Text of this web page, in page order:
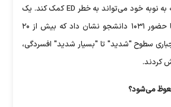
افسردگی مرتبط است که به نوبه خود می‌تواند به خطر ED کمک کند. یک
مطالعه در سال ۲۰۲۰ با حضور ۱۰۳۱ دانشجو نشان داد که بیش از ۲۰
سطوح "شدید" تا "بسیار شدید" افسردگی،
کردند.
می‌شود؟